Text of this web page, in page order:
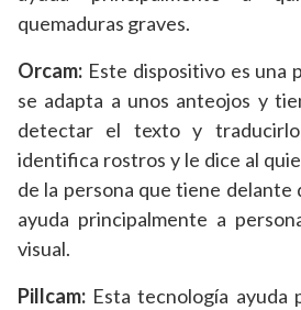
quemaduras graves.
Orcam: Este dispositivo es una
se adapta a unos anteojos y
detectar el texto y traducirlo
identifica rostros y le dice al
de la persona que tiene
ayuda principalmente a
visual.
Pillcam: Esta tecnología ayuda